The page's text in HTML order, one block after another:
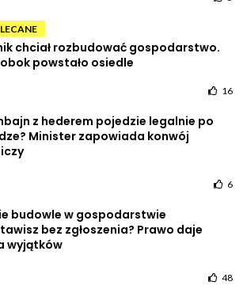
chciał rozbudować gospodarstwo.
obok powstało osiedle
16
z hederem pojedzie legalnie po
Minister zapowiada konwój
6
budowle w gospodarstwie
bez zgłoszenia? Prawo daje
wyjątków
48